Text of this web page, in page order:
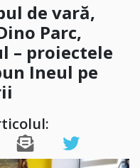
de vară,
Parc,
– proiectele
Ineul pe